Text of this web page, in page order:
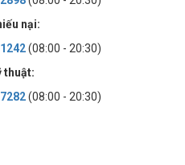
nại:
(08:00 - 20:30)
thuật:
(08:00 - 20:30)